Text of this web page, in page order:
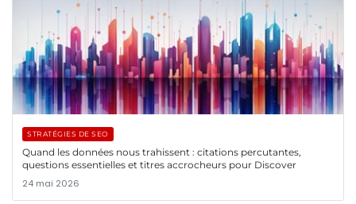
STRATÉGIES DE SEO
Quand les données nous trahissent : citations percutantes,
questions essentielles et titres accrocheurs pour Discover
24 mai 2026